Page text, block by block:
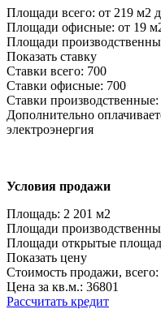
Площади всего: от 219 м2
Площади офисные: от 19
Площади
Показать ставку
Ставки всего: 700
Ставки офисные: 700
Ставки производственные:
Дополнительно
электроэнергия
Условия продажи
Площадь: 2 201 м2
Площади
Площади открытые
Показать цену
Стоимость продажи, всего:
Цена за кв.м.: 36801
Рассчитать кредит